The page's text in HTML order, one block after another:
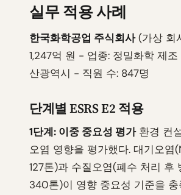
실무 적용 사례
한국화학공업 주식회사(가상 회
1,247억 원 - 업종: 정밀화학 제
산광역시 - 직원 수: 847명
단계별 ESRS E2 적용
1단계: 이중 중요성 평가환경 컨
오염 영향을 평가했다. 대기오염
127톤)과 수질오염(폐수 처리 후
340톤)이 영향 중요성 기준을 충